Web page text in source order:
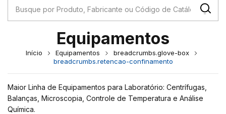
Equipamentos
Início Equipamentos
breadcrumbs.glove-box
breadcrumbs.retencao-confinamento
Maior Linha de Equipamentos para Laboratório: Centrífugas,
Balanças, Microscopia, Controle de Temperatura e Análise
Química.